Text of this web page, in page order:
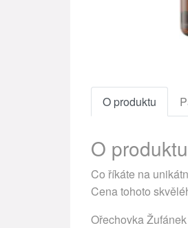
O produktu
O produktu
Co říkáte na
Cena tohoto
Ořechovka